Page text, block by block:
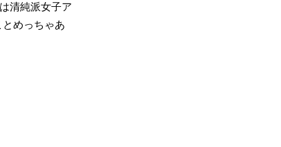
清純派女子ア
めっちゃあ